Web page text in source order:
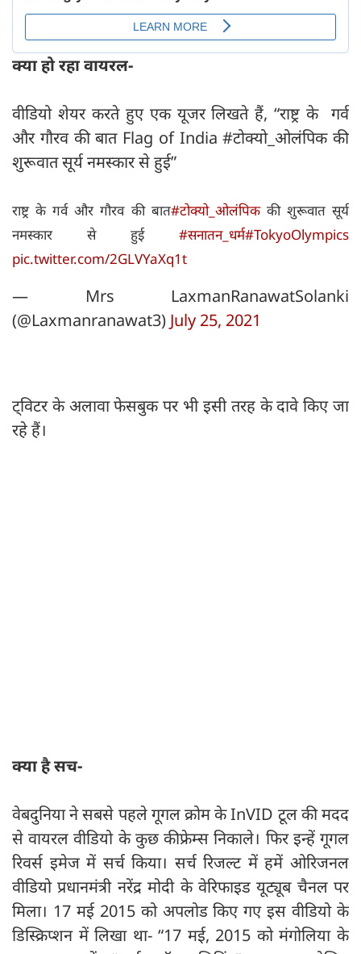
क्या हो रहा वायरल-
वीडियो शेयर करते हुए एक यूजर लिखते हैं, “राष्ट्र के गर्व
और गौरव की बात Flag of India #टोक्यो_ओलंपिक की
शुरूवात सूर्य नमस्कार से हुई”
राष्ट्र के गर्व और गौरव की बात#टोक्यो_ओलंपिककी शुरूवात सूर्य
नमस्कार से हुई #सनातन_धर्म#TokyoOlympics
pic.twitter.com/2GLVYaXq1t
— Mrs LaxmanRanawatSolanki
(@Laxmanranawat3) July 25, 2021
ट्विटर के अलावा फेसबुक पर भी इसी तरह के दावे किए जा
रहे हैं।
क्या है सच-
वेबदुनिया ने सबसे पहले गूगल क्रोम के InVID टूल की मदद
से वायरल वीडियो के कुछ कीफ्रेम्स निकाले। फिर इन्‍हें गूगल
रिवर्स इमेज में सर्च किया। सर्च रिजल्ट में हमें ओरिजनल
वीडियो प्रधानमंत्री नरेंद्र मोदी के वेरिफाइड यूट्यूब चैनल पर
मिला। 17 मई 2015 को अपलोड किए गए इस वीडियो के
डिस्क्रिप्शन में लिखा था- “17 मई, 2015 को मंगोलिया के